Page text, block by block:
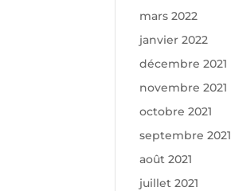
mars 2022
janvier 2022
décembre 2021
novembre 2021
octobre 2021
septembre 2021
août 2021
juillet 2021